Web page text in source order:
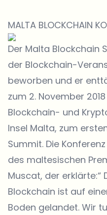
MALTA BLOCKCHAIN
Der Malta Blockchain
der Blockchain-
beworben und er
zum 2. November
Blockchain- und
Insel Malta, zum
Summit. Die
des maltesischen
Muscat, der erklärte:“
Blockchain ist auf
Boden gelandet. Wir